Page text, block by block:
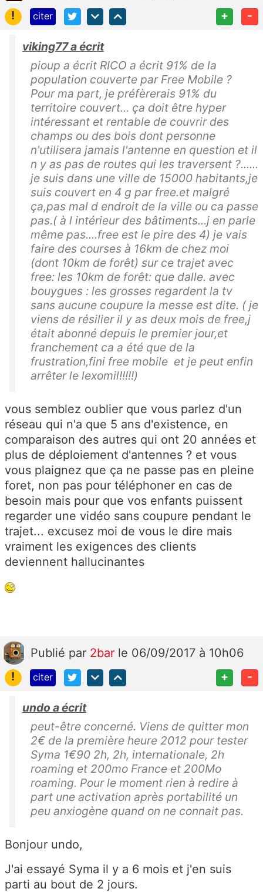
!
citer + -
viking77 a écrit
pioup a écrit RICO a écrit 91% de la
population couverte par Free Mobile ?
Pour ma part, je préfèrerais 91% du
territoire couvert... ça doit être hyper
intéressant et rentable de couvrir des
champs ou des bois dont personne
n'utilisera jamais l'antenne en question et il
n y as pas de routes qui les traversent ?......
je suis dans une ville de 15000 habitants,je
suis couvert en 4 g par free.et malgré
ça,pas mal d endroit de la ville ou ca passe
pas.( à l intérieur des bâtiments...j en parle
même pas....free est le pire des 4) je vais
faire des courses à 16km de chez moi
(dont 10km de forêt) sur ce trajet avec
free: les 10km de forêt: que dalle. avec
bouygues : les grosses regardent la tv
sans aucune coupure la messe est dite. ( je
viens de résilier il y as deux mois de free,j
était abonné depuis le premier jour,et
franchement ca a été que de la
frustration,fini free mobile et je peut enfin
arrêter le lexomil!!!!!)
vous semblez oublier que vous parlez d'un
réseau qui n'a que 5 ans d'existence, en
comparaison des autres qui ont 20 années et
plus de déploiement d'antennes ? et vous
vous plaignez que ça ne passe pas en pleine
foret, non pas pour téléphoner en cas de
besoin mais pour que vos enfants puissent
regarder une vidéo sans coupure pendant le
trajet... excusez moi de vous le dire mais
vraiment les exigences des clients
deviennent hallucinantes
Publié par 2bar le 06/09/2017 à 10h06
!
citer + -
undo a écrit
peut-être concerné. Viens de quitter mon
2€ de la première heure 2012 pour tester
Syma 1€90 2h, 2h, internationale, 2h
roaming et 200mo France et 200Mo
roaming. Pour le moment rien à redire à
part une activation après portabilité un
peu anxiogène quand on ne connait pas.
Bonjour undo,
J'ai essayé Syma il y a 6 mois et j'en suis
parti au bout de 2 jours.